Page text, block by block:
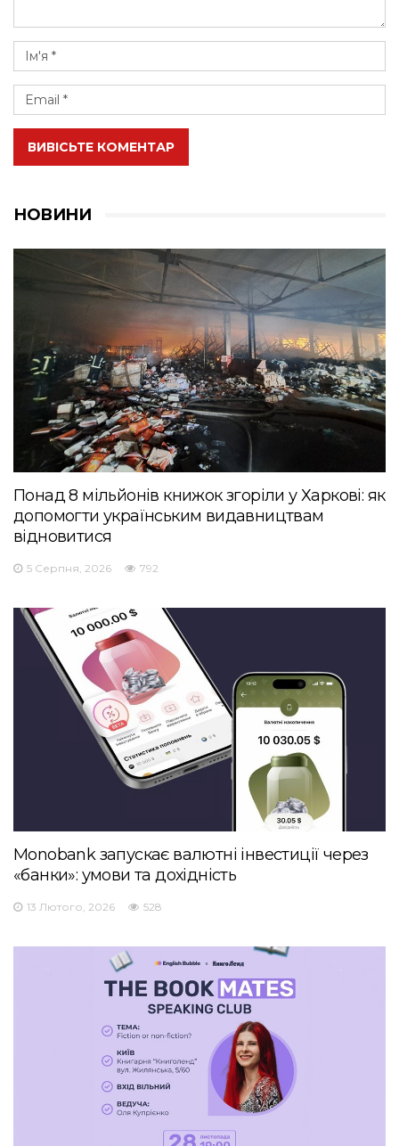
ВИВІСЬТЕ КОМЕНТАР
НОВИНИ
Понад 8 мільйонів книжок згоріли у Харкові: як
допомогти українським видавництвам
відновитися
5 Серпня, 2026 792
Monobank запускає валютні інвестиції через
«банки»: умови та дохідність
13 Лютого, 2026 528